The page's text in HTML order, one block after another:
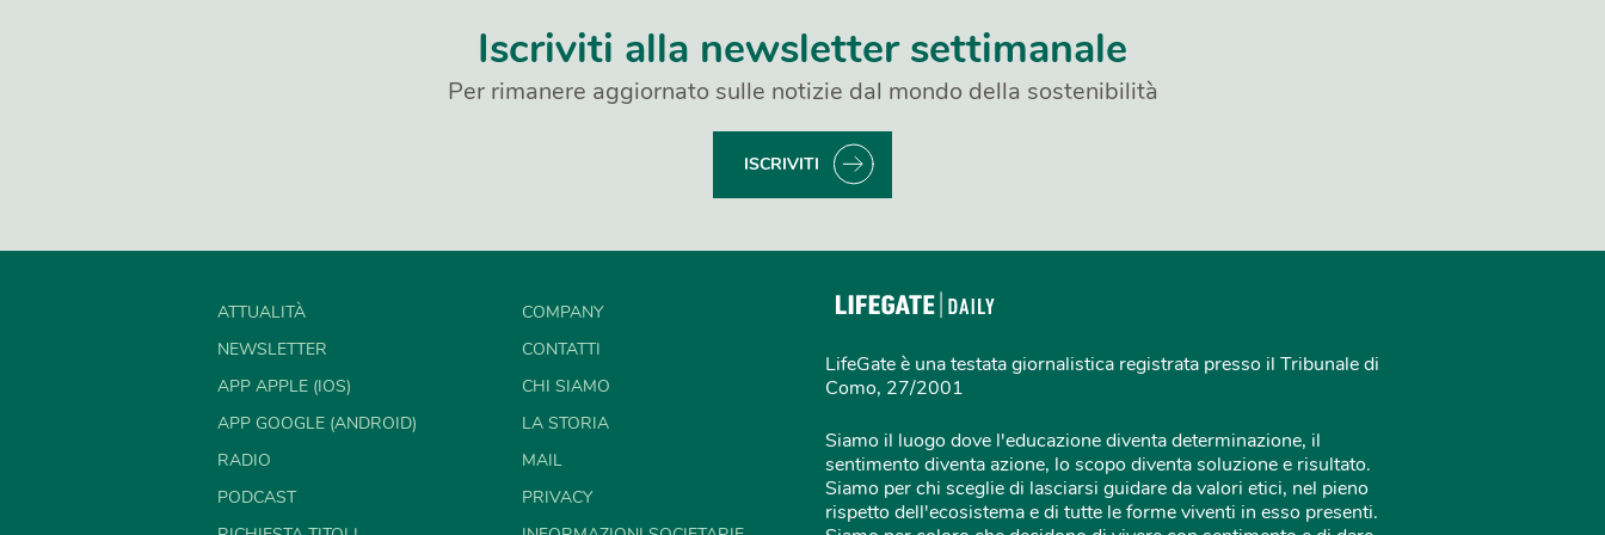
Iscriviti alla newsletter settimanale
Per rimanere aggiornato sulle notizie dal mondo della sostenibilità
ISCRIVITI
ATTUALITÀ
NEWSLETTER
APP APPLE (IOS)
APP GOOGLE (ANDROID)
RADIO
PODCAST
COMPANY
CONTATTI
CHI SIAMO
LA STORIA
MAIL
PRIVACY
LifeGate è una testata giornalistica registrata presso il Tribunale di
Como, 27/2001
Siamo il luogo dove l'educazione diventa determinazione, il
sentimento diventa azione, lo scopo diventa soluzione e risultato.
Siamo per chi sceglie di lasciarsi guidare da valori etici, nel pieno
rispetto dell'ecosistema e di tutte le forme viventi in esso presenti.